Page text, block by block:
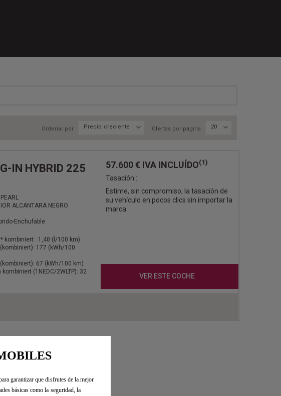
Ordenar por Precio creciente Ofertas por página 20
IN HYBRID 225
ALCANTARA NEGRO
Enchufable
* kombiniert : 1,40 (l/100 km)
177 (kWh/100
67 (kWh/100 km)
(1NEDC/2WLTP): 32
57.600 € IVA INCLUÍDO(1)
Tasación :
Estime, sin compromiso, la tasación de
su vehículo en pocos clics sin importar la
marca.
VER ESTE COCHE
garantizar que disfrutes de la mejor
básicas como la seguridad, la